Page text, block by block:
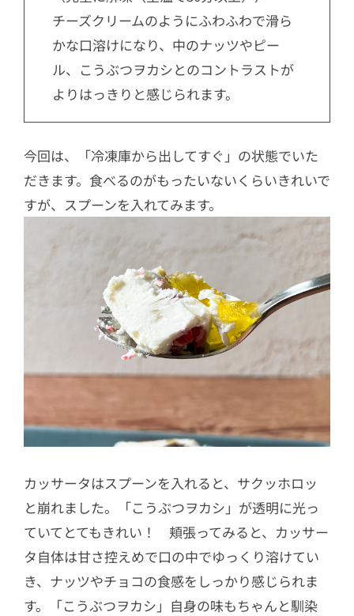
チーズクリームのようにふわふわで滑ら
かな口溶けになり、中のナッツやピー
ル、こうぶつヲカシとのコントラストが
よりはっきりと感じられます。
今回は、「冷凍庫から出してすぐ」の状態でいた
だきます。食べるのがもったいないくらいきれいで
すが、スプーンを入れてみます。
カッサータはスプーンを入れると、サクッホロッ
と崩れました。「こうぶつヲカシ」が透明に光っ
ていてとてもきれい！ 頬張ってみると、カッサー
タ自体は甘さ控えめで口の中でゆっくり溶けてい
き、ナッツやチョコの食感をしっかり感じられま
す。「こうぶつヲカシ」自身の味もちゃんと馴染